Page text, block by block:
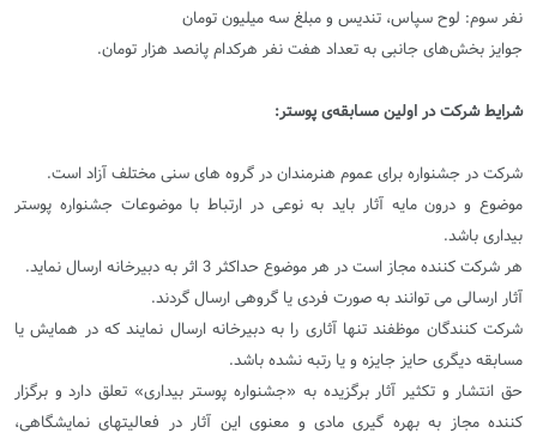
نفر سوم: لوح سپاس، تندیس و مبلغ سه میلیون تومان
جوایز بخش‌های جانبی به تعداد هفت نفر هرکدام پانصد هزار تومان.
شرایط شرکت در اولین مسابقه‌ی پوستر:
شرکت در جشنواره برای عموم هنرمندان در گروه های سنی مختلف آزاد است.
موضوع و درون مایه آثار باید به نوعی در ارتباط با موضوعات جشنواره پوستر
بیداری باشد.
هر شرکت کننده مجاز است در هر موضوع حداکثر 3 اثر به دبیرخانه ارسال نماید.
آثار ارسالی می توانند به صورت فردی یا گروهی ارسال گردند.
شرکت کنندگان موظفند تنها آثاری را به دبیرخانه ارسال نمایند که در همایش یا
مسابقه دیگری حایز جایزه و یا رتبه نشده باشد.
حق انتشار و تکثیر آثار برگزیده به «جشنواره پوستر بیداری» تعلق دارد و برگزار
کننده مجاز به بهره گیری مادی و معنوی این آثار در فعالیتهای نمایشگاهی،